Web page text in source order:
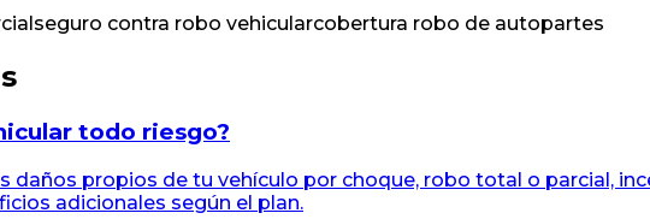
seguro contra robo vehicularcobertura robo de autopartes
todo riesgo?
daños propios de tu vehículo por choque, robo total o parcial,
adicionales según el plan.